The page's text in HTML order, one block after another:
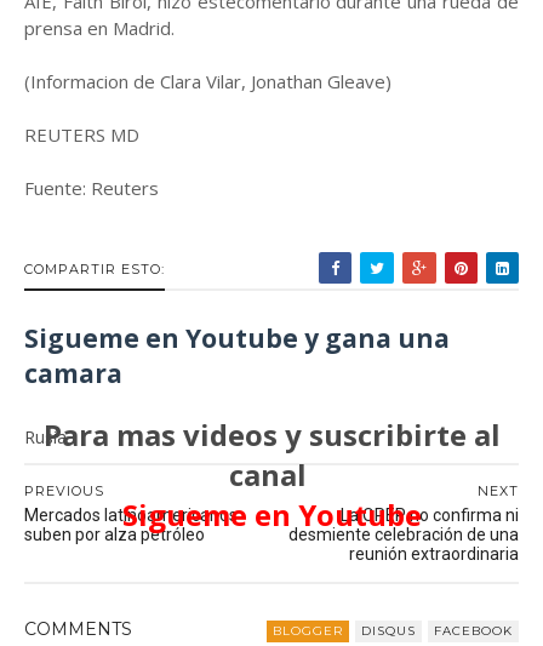
prensa en Madrid.
(Informacion de Clara Vilar, Jonathan Gleave)
REUTERS MD
Fuente: Reuters
COMPARTIR ESTO:
Sigueme en Youtube y gana una
camara
Para mas videos y suscribirte al
canal
Sigueme en Youtube
Rusia
NEXT
La OPEP no confirma ni
desmiente celebración de una
reunión extraordinaria
PREVIOUS
Mercados latinoamericanos
suben por alza petróleo
COMMENTS BLOGGER DISQUS FACEBOOK